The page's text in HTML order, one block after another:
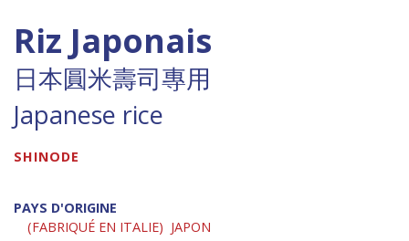
Riz Japonais
日本圓米壽司專用
Japanese rice
SHINODE
PAYS D'ORIGINE
(FABRIQUÉ EN ITALIE) JAPON